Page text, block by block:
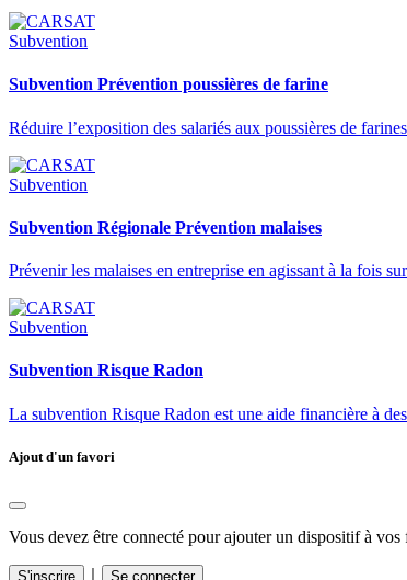
Subvention
Subvention Prévention poussières de farine
Réduire l’exposition des salariés aux poussières de
Subvention
Subvention Régionale Prévention malaises
Prévenir les malaises en entreprise en agissant à la fois
Subvention
Subvention Risque Radon
La subvention Risque Radon est une aide financière à
Ajout d'un favori
Vous devez être connecté pour ajouter un dispositif à vos
S'inscrire Se connecter